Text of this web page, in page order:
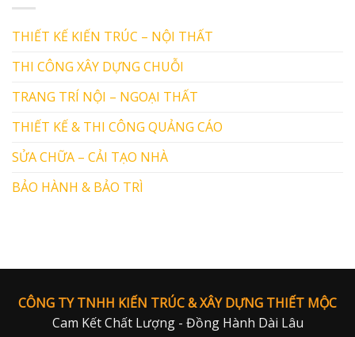
THIẾT KẾ KIẾN TRÚC – NỘI THẤT
THI CÔNG XÂY DỰNG CHUỖI
TRANG TRÍ NỘI – NGOẠI THẤT
THIẾT KẾ & THI CÔNG QUẢNG CÁO
SỬA CHỮA – CẢI TẠO NHÀ
BẢO HÀNH & BẢO TRÌ
CÔNG TY TNHH KIẾN TRÚC & XÂY DỰNG THIẾT MỘC
Cam Kết Chất Lượng - Đồng Hành Dài Lâu